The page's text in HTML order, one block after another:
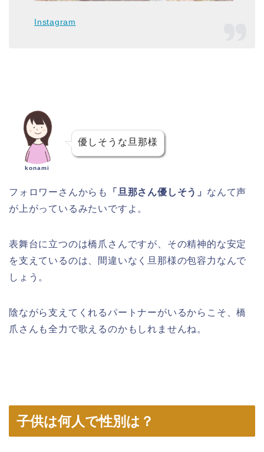
Instagram
konami
優しそうな旦那様
フォロワーさんからも 「旦那さん優しそう」 なんて声
が上がっているみたいですよ。
表舞台に立つのは橋爪さんですが、その精神的な安定
を支えているのは、間違いなく旦那様の包容力なんで
しょう。
陰ながら支えてくれるパートナーがいるからこそ、橋
爪さんも全力で歌えるのかもしれませんね。
子供は何人で性別は？